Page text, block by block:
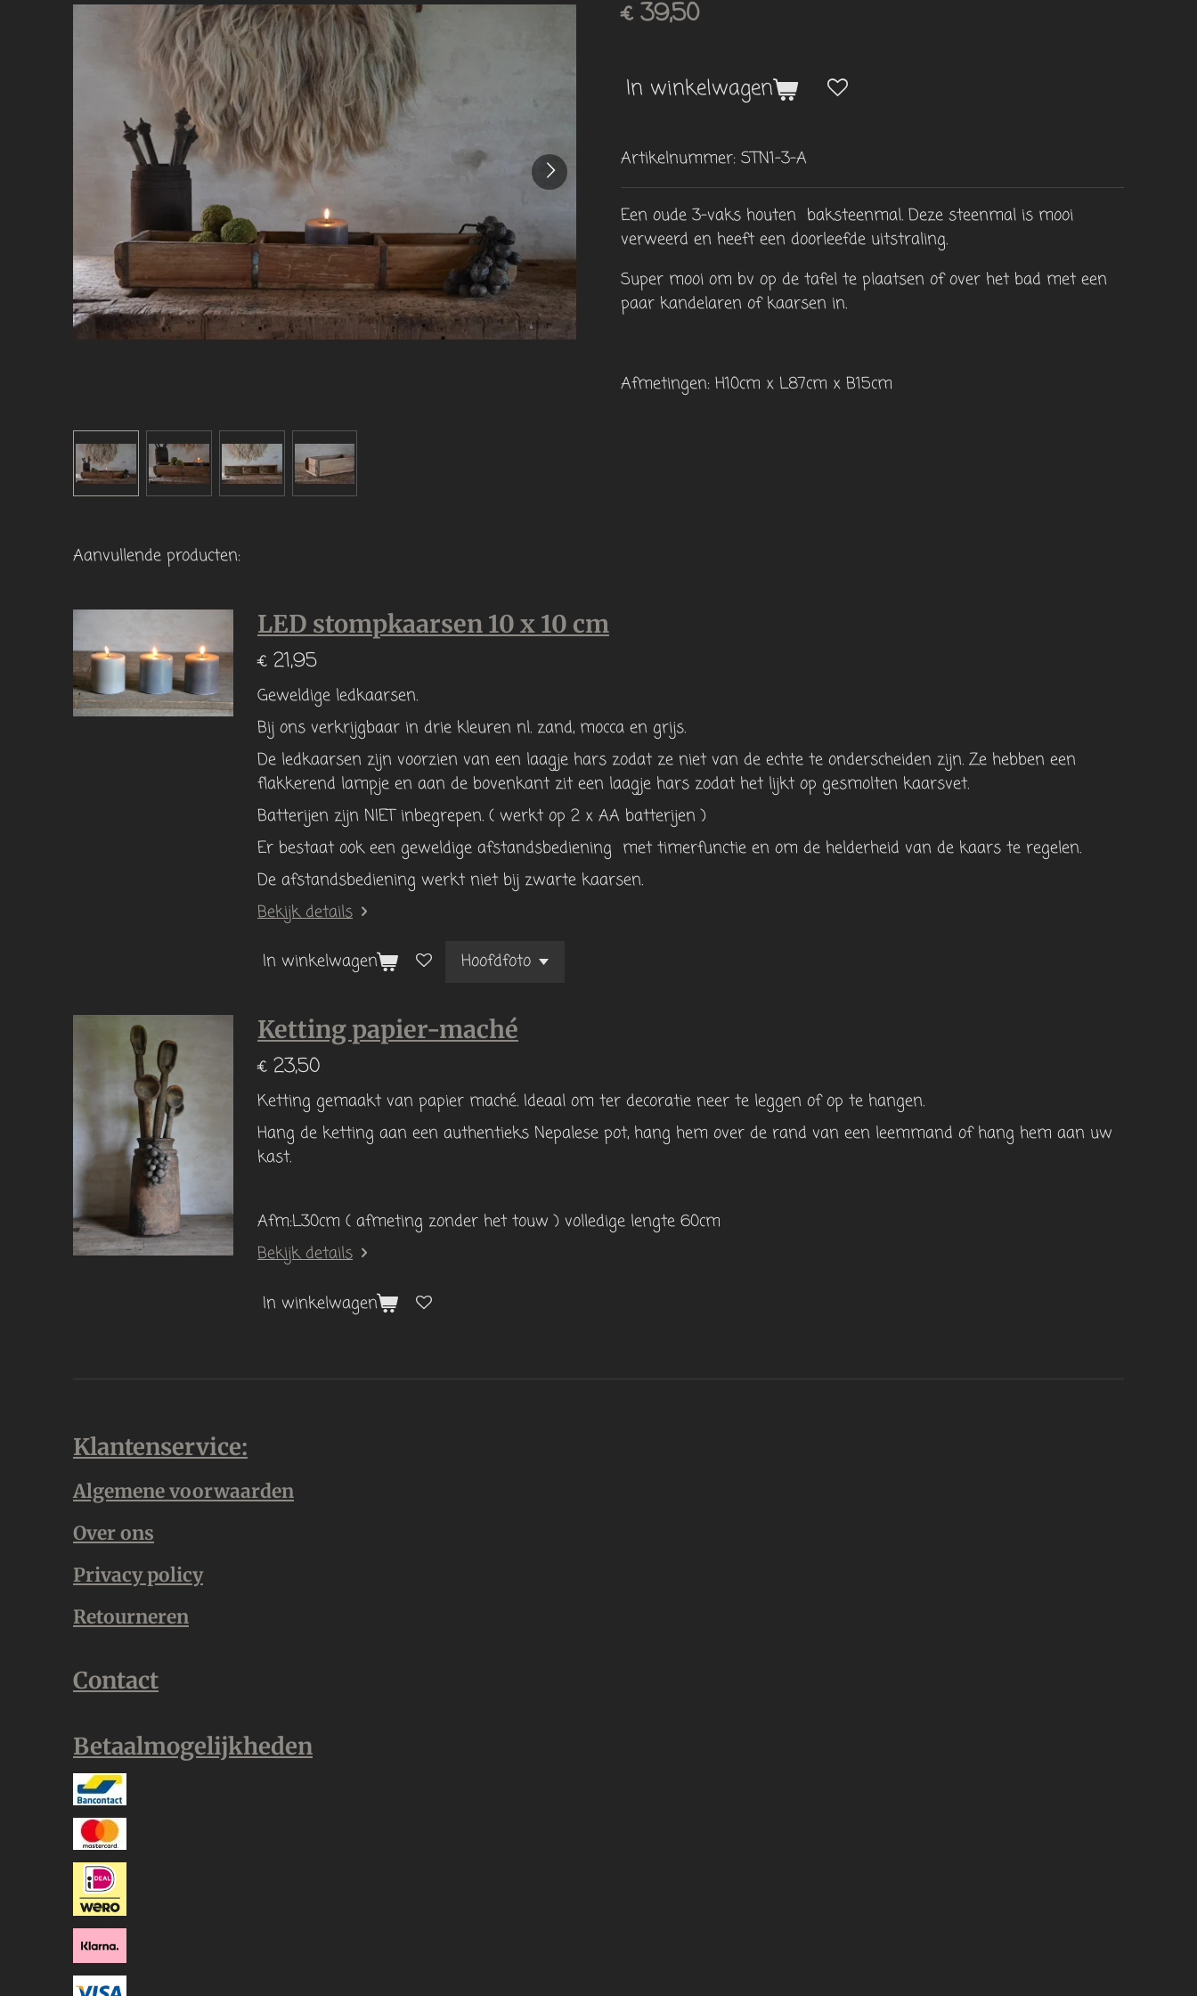
€ 39,50
In winkelwagen
Artikelnummer: STN1-3-A
Een oude 3-vaks houten baksteenmal. Deze steenmal is mooi
verweerd en heeft een doorleefde uitstraling.
Super mooi om bv op de tafel te plaatsen of over het bad met een
paar kandelaren of kaarsen in.
Afmetingen: H10cm x L87cm x B15cm
Aanvullende producten:
LED stompkaarsen 10 x 10 cm
€ 21,95
Geweldige ledkaarsen.
Bij ons verkrijgbaar in drie kleuren nl. zand, mocca en grijs.
De ledkaarsen zijn voorzien van een laagje hars zodat ze niet van de echte te onderscheiden zijn. Ze hebben een
flakkerend lampje en aan de bovenkant zit een laagje hars zodat het lijkt op gesmolten kaarsvet.
Batterijen zijn NIET inbegrepen. ( werkt op 2 x AA batterijen )
Er bestaat ook een geweldige afstandsbediening met timerfunctie en om de helderheid van de kaars te regelen.
De afstandsbediening werkt niet bij zwarte kaarsen.
Bekijk details
In winkelwagen
Ketting papier-maché
€ 23,50
Ketting gemaakt van papier maché. Ideaal om ter decoratie neer te leggen of op te hangen.
Hang de ketting aan een authentieks Nepalese pot, hang hem over de rand van een leemmand of hang hem aan uw
kast.
Afm:L30cm ( afmeting zonder het touw ) volledige lengte 60cm
Bekijk details
In winkelwagen
Klantenservice:
Algemene voorwaarden
Over ons
Privacy policy
Retourneren
Contact
Betaalmogelijkheden